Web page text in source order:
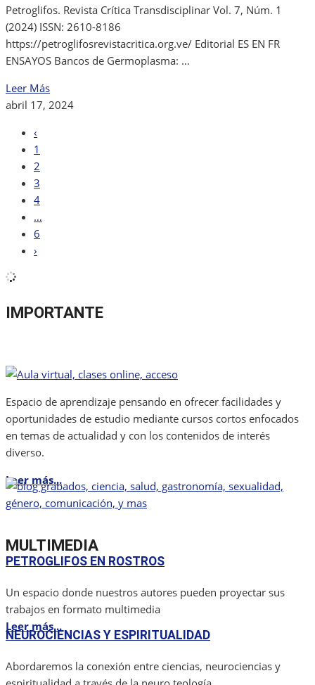
Petroglifos. Revista Crítica Transdisciplinar Vol. 7, Núm. 1
(2024) ISSN: 2610-8186
https://petroglifosrevistacritica.org.ve/ Editorial ES EN FR
ENSAYOS Bancos de Germoplasma: …
Leer Más
abril 17, 2024
‹
1
2
3
4
…
6
›
IMPORTANTE
Espacio de aprendizaje pensando en ofrecer facilidades y
oportunidades de estudio mediante cursos cortos enfocados
en temas de actualidad y con los contenidos de interés
diverso.
Leer más...
MULTIMEDIA
PETROGLIFOS EN ROSTROS
Un espacio donde nuestros autores pueden proyectar sus
trabajos en formato multimedia
Leer más...
NEUROCIENCIAS Y ESPIRITUALIDAD
Abordaremos la conexión entre ciencias, neurociencias y